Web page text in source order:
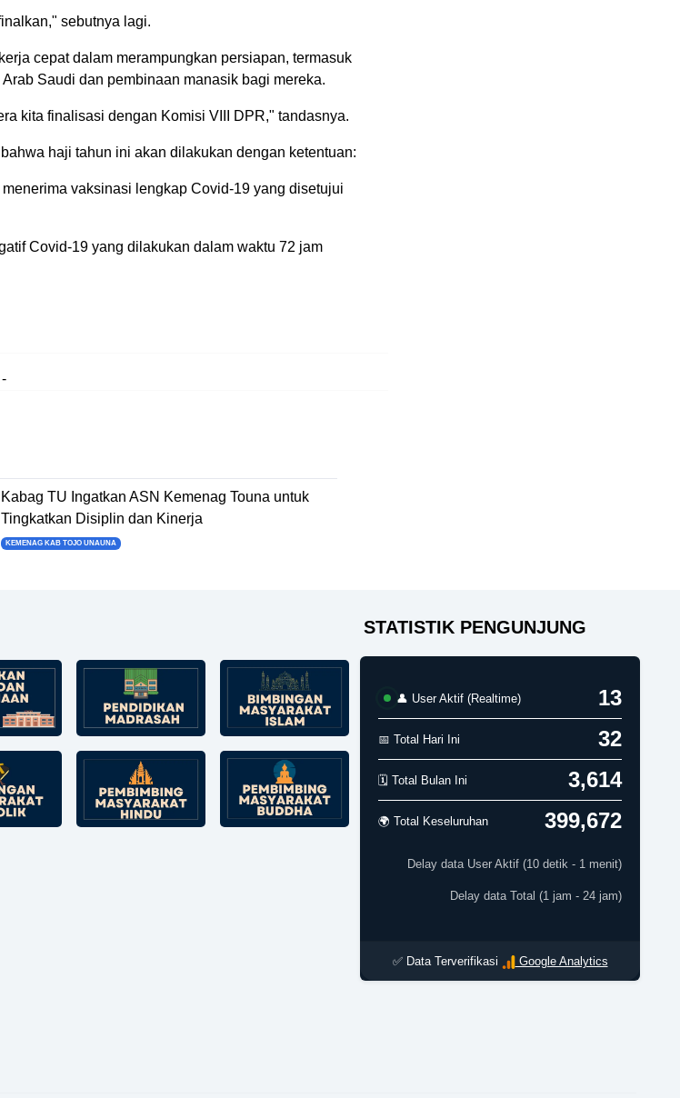
sebutnya lagi.
cepat dalam merampungkan persiapan, termasuk
Saudi dan pembinaan manasik bagi mereka.
kita finalisasi dengan Komisi VIII DPR," tandasnya.
haji tahun ini akan dilakukan dengan ketentuan:
vaksinasi lengkap Covid-19 yang disetujui
Covid-19 yang dilakukan dalam waktu 72 jam
Kabag TU Ingatkan ASN Kemenag Touna untuk
Tingkatkan Disiplin dan Kinerja
KEMENAG KAB TOJO UNAUNA
STATISTIK PENGUNJUNG
👤 User Aktif (Realtime) 13
📅 Total Hari Ini 32
🗓️ Total Bulan Ini 3,614
🌍 Total Keseluruhan 399,672
Delay data User Aktif (10 detik - 1 menit)
Delay data Total (1 jam - 24 jam)
✅ Data Terverifikasi Google Analytics